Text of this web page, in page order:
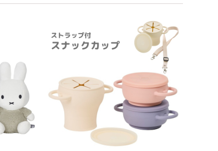
製なので哺乳瓶と一緒に洗ったり除菌できたり常に清
とができないため衛生面は若干気になりますが、見た